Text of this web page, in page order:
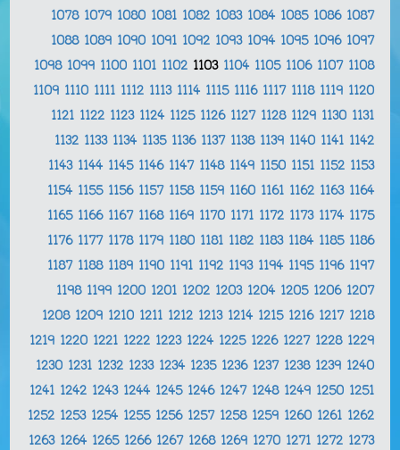
1078 1079 1080 1081 1082 1083 1084 1085 1086 1087
1088 1089 1090 1091 1092 1093 1094 1095 1096 1097
1098 1099 1100 1101 1102 1103 1104 1105 1106 1107 1108
1109 1110 1111 1112 1113 1114 1115 1116 1117 1118 1119 1120
1121 1122 1123 1124 1125 1126 1127 1128 1129 1130 1131
1132 1133 1134 1135 1136 1137 1138 1139 1140 1141 1142
1143 1144 1145 1146 1147 1148 1149 1150 1151 1152 1153
1154 1155 1156 1157 1158 1159 1160 1161 1162 1163 1164
1165 1166 1167 1168 1169 1170 1171 1172 1173 1174 1175
1176 1177 1178 1179 1180 1181 1182 1183 1184 1185 1186
1187 1188 1189 1190 1191 1192 1193 1194 1195 1196 1197
1198 1199 1200 1201 1202 1203 1204 1205 1206 1207
1208 1209 1210 1211 1212 1213 1214 1215 1216 1217 1218
1219 1220 1221 1222 1223 1224 1225 1226 1227 1228 1229
1230 1231 1232 1233 1234 1235 1236 1237 1238 1239 1240
1241 1242 1243 1244 1245 1246 1247 1248 1249 1250 1251
1252 1253 1254 1255 1256 1257 1258 1259 1260 1261 1262
1263 1264 1265 1266 1267 1268 1269 1270 1271 1272 1273